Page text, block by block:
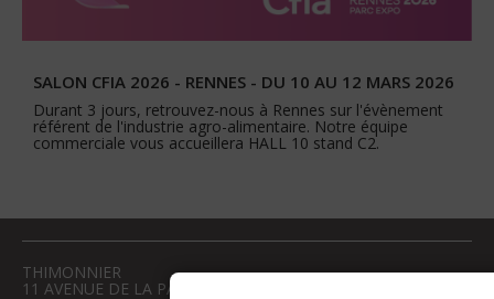
SALON CFIA 2026 - RENNES - DU 10 AU 12 MARS 2026
Durant 3 jours, retrouvez-nous à Rennes sur l'évènement
référent de l'industrie agro-alimentaire. Notre équipe
commerciale vous accueillera HALL 10 stand C2.
THIMONNIER
11 AVENUE DE LA PAIX